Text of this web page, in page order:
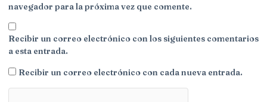
navegador para la próxima vez que comente.
Recibir un correo electrónico con los siguientes comentarios
a esta entrada.
Recibir un correo electrónico con cada nueva entrada.